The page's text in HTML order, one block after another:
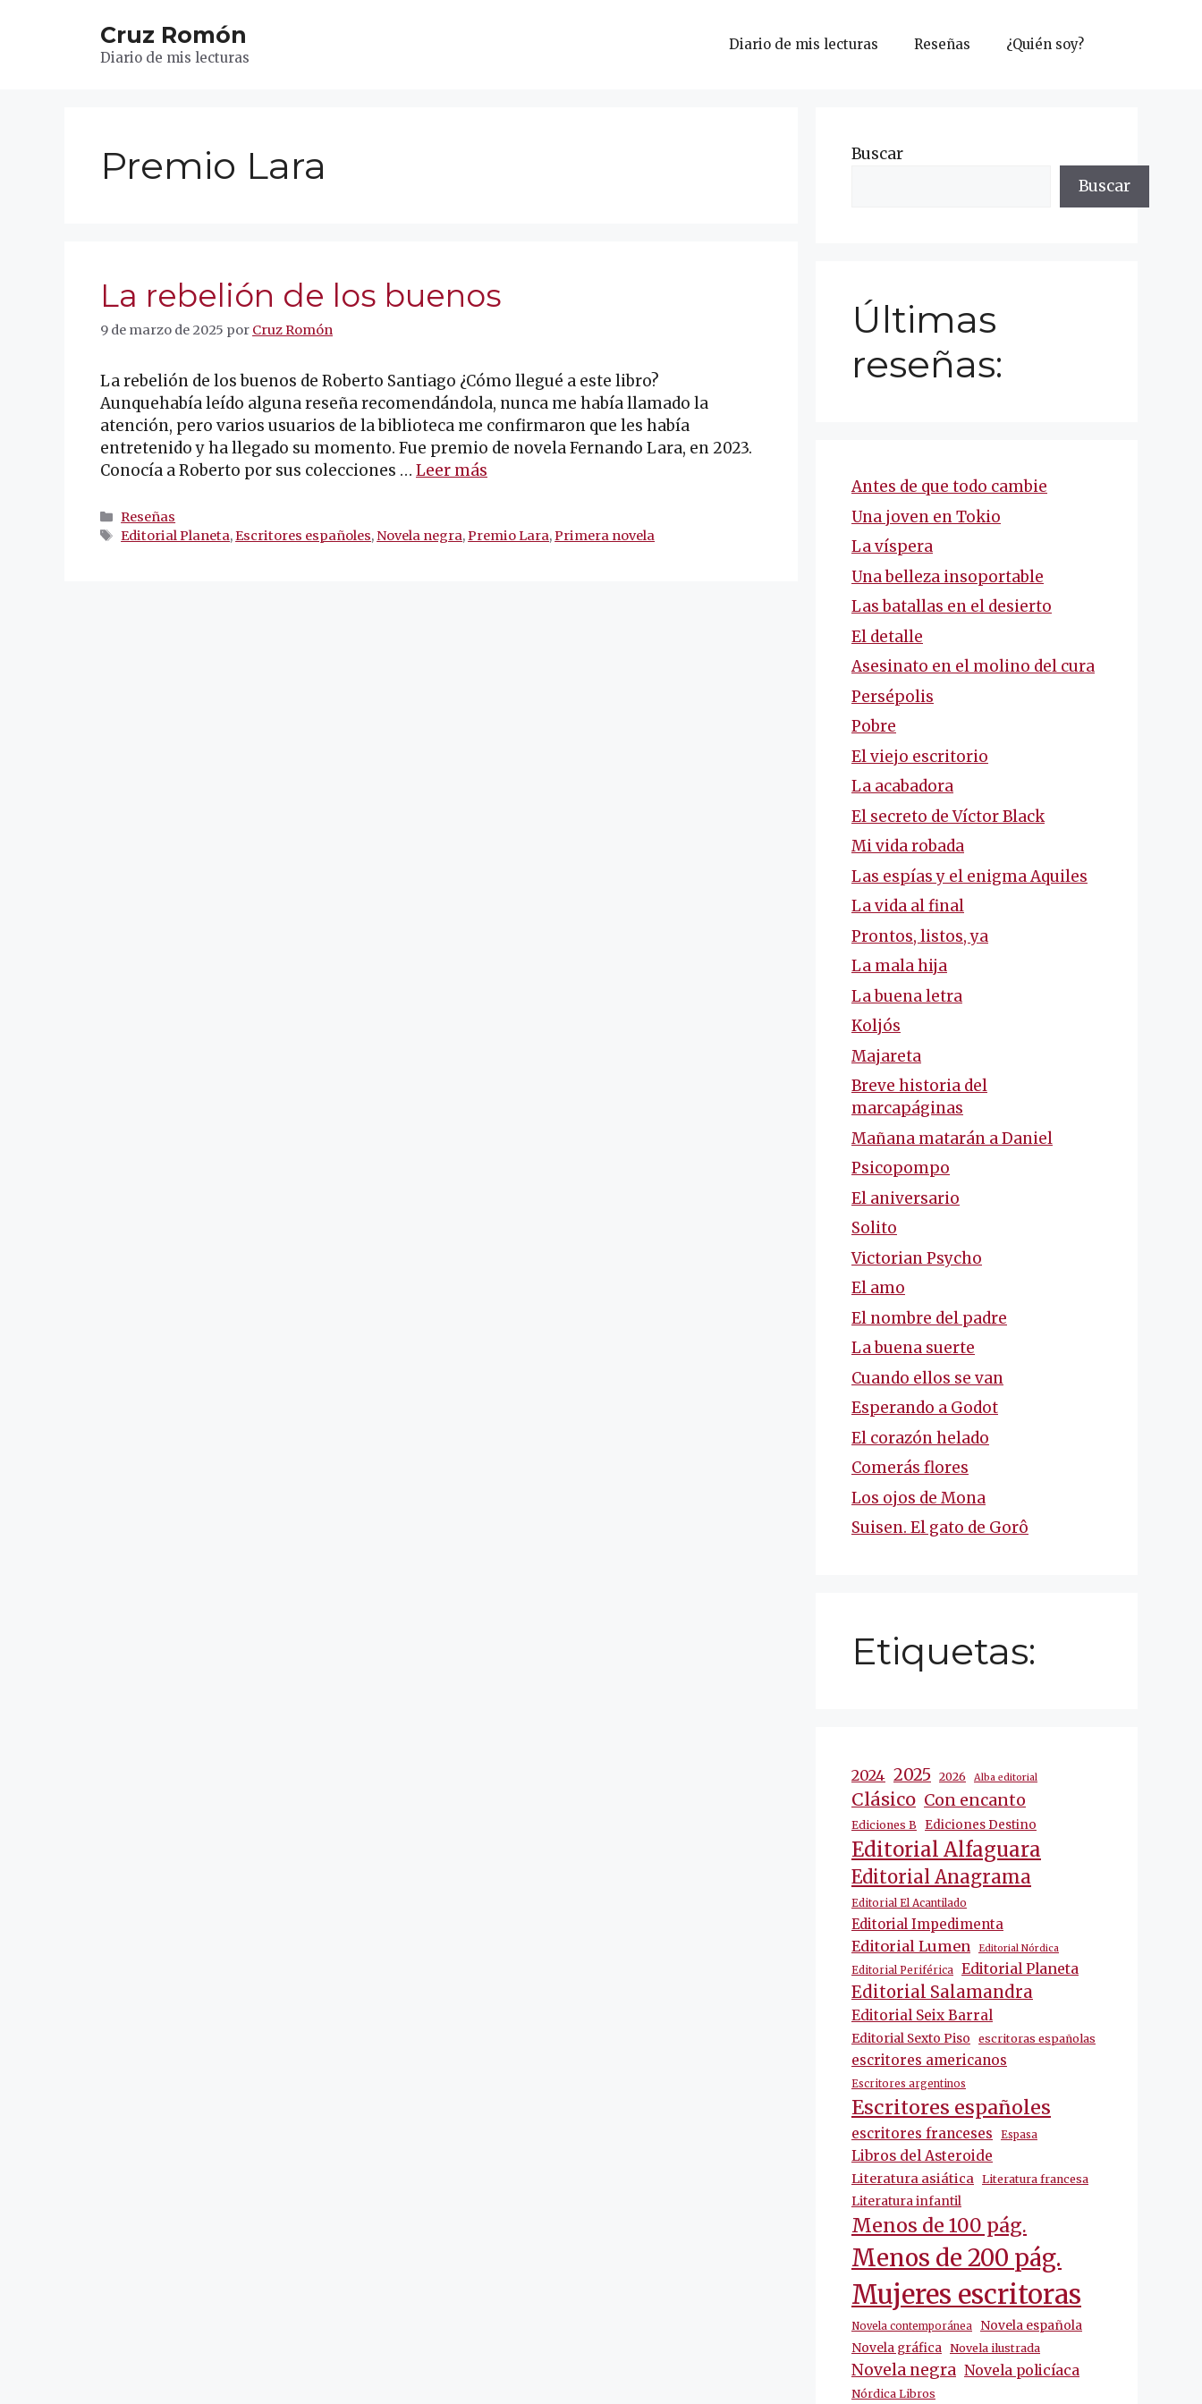
Cruz Romón
Diario de mis lecturas
Diario de mis lecturas Reseñas ¿Quién soy?
Premio Lara
La rebelión de los buenos
9 de marzo de 2025 por Cruz Romón
La rebelión de los buenos de Roberto Santiago ¿Cómo llegué a este libro?
Aunquehabía leído alguna reseña recomendándola, nunca me había llamado la
atención, pero varios usuarios de la biblioteca me confirmaron que les había
entretenido y ha llegado su momento. Fue premio de novela Fernando Lara, en 2023.
Conocía a Roberto por sus colecciones … Leer más
Categorías
Reseñas
Etiquetas
Editorial Planeta,Escritores españoles,Novela negra,Premio Lara,Primera novela
Buscar
Buscar
Últimas
reseñas:
Antes de que todo cambie
Una joven en Tokio
La víspera
Una belleza insoportable
Las batallas en el desierto
El detalle
Asesinato en el molino del cura
Persépolis
Pobre
El viejo escritorio
La acabadora
El secreto de Víctor Black
Mi vida robada
Las espías y el enigma Aquiles
La vida al final
Prontos, listos, ya
La mala hija
La buena letra
Koljós
Majareta
Breve historia del
marcapáginas
Mañana matarán a Daniel
Psicopompo
El aniversario
Solito
Victorian Psycho
El amo
El nombre del padre
La buena suerte
Cuando ellos se van
Esperando a Godot
El corazón helado
Comerás flores
Los ojos de Mona
Suisen. El gato de Gorô
Etiquetas:
2024 2025 2026 Alba editorial
Clásico Con encanto
Ediciones B Ediciones Destino
Editorial Alfaguara
Editorial Anagrama
Editorial El Acantilado
Editorial Impedimenta
Editorial Lumen Editorial Nórdica
Editorial Periférica Editorial Planeta
Editorial Salamandra
Editorial Seix Barral
Editorial Sexto Piso escritoras españolas
escritores americanos
Escritores argentinos
Escritores españoles
escritores franceses Espasa
Libros del Asteroide
Literatura asiática Literatura francesa
Literatura infantil
Menos de 100 pág.
Menos de 200 pág.
Mujeres escritoras
Novela contemporánea
Novela española
Novela gráfica Novela ilustrada
Novela negra Novela policíaca
Nórdica Libros